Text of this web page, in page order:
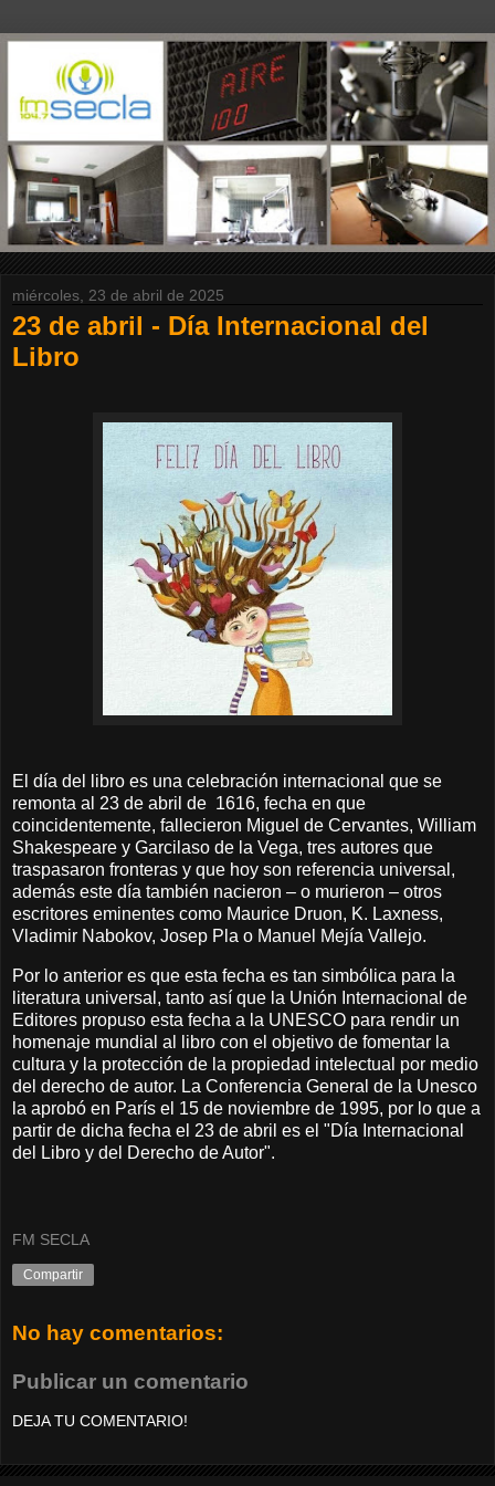
miércoles, 23 de abril de 2025
23 de abril - Día Internacional del
Libro
El día del libro es una celebración internacional que se
remonta al 23 de abril de 1616, fecha en que
coincidentemente, fallecieron Miguel de Cervantes, William
Shakespeare y Garcilaso de la Vega, tres autores que
traspasaron fronteras y que hoy son referencia universal,
además este día también nacieron – o murieron – otros
escritores eminentes como Maurice Druon, K. Laxness,
Vladimir Nabokov, Josep Pla o Manuel Mejía Vallejo.
Por lo anterior es que esta fecha es tan simbólica para la
literatura universal, tanto así que la Unión Internacional de
Editores propuso esta fecha a la UNESCO para rendir un
homenaje mundial al libro con el objetivo de fomentar la
cultura y la protección de la propiedad intelectual por medio
del derecho de autor. La Conferencia General de la Unesco
la aprobó en París el 15 de noviembre de 1995, por lo que a
partir de dicha fecha el 23 de abril es el "Día Internacional
del Libro y del Derecho de Autor".
FM SECLA
Compartir
No hay comentarios:
Publicar un comentario
DEJA TU COMENTARIO!